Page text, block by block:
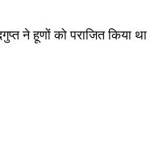
ने हूणों को पराजित किया था